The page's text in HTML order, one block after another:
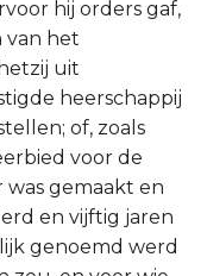
hij orders gaf,
van het
uit
heerschappij
of, zoals
voor de
was gemaakt en
en vijftig jaren
genoemd werd